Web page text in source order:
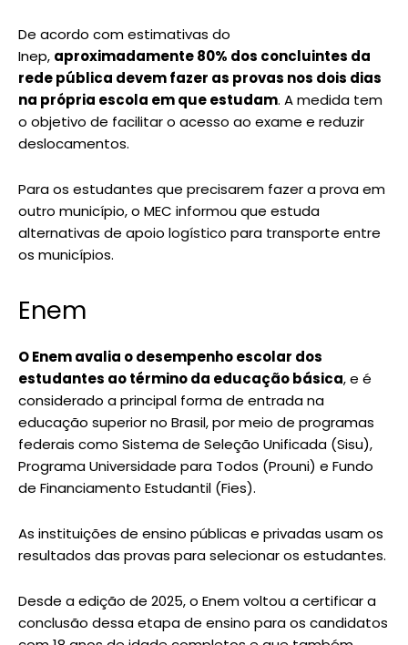
De acordo com estimativas do
Inep, aproximadamente 80% dos concluintes da
rede pública devem fazer as provas nos dois dias
na própria escola em que estudam. A medida tem
o objetivo de facilitar o acesso ao exame e reduzir
deslocamentos.
Para os estudantes que precisarem fazer a prova em
outro município, o MEC informou que estuda
alternativas de apoio logístico para transporte entre
os municípios.
Enem
O Enem avalia o desempenho escolar dos
estudantes ao término da educação básica, e é
considerado a principal forma de entrada na
educação superior no Brasil, por meio de programas
federais como Sistema de Seleção Unificada (Sisu),
Programa Universidade para Todos (Prouni) e Fundo
de Financiamento Estudantil (Fies).
As instituições de ensino públicas e privadas usam os
resultados das provas para selecionar os estudantes.
Desde a edição de 2025, o Enem voltou a certificar a
conclusão dessa etapa de ensino para os candidatos